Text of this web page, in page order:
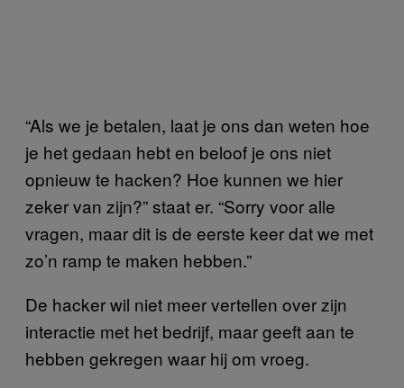
“Als we je betalen, laat je ons dan weten hoe
je het gedaan hebt en beloof je ons niet
opnieuw te hacken? Hoe kunnen we hier
zeker van zijn?” staat er. “Sorry voor alle
vragen, maar dit is de eerste keer dat we met
zo’n ramp te maken hebben.”
De hacker wil niet meer vertellen over zijn
interactie met het bedrijf, maar geeft aan te
hebben gekregen waar hij om vroeg.